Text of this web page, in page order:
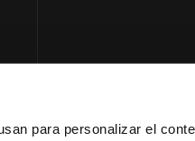
para personalizar el